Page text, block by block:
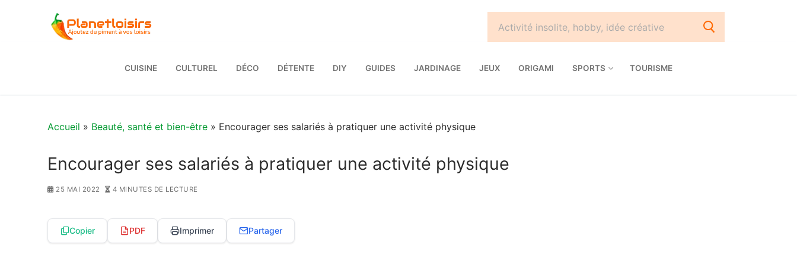
CUISINE CULTUREL DÉCO DÉTENTE DIY GUIDES JARDINAGE JEUX ORIGAMI SPORTS TOURISME
Accueil » Beauté, santé et bien-être » Encourager ses salariés à pratiquer une activité physique
Encourager ses salariés à pratiquer une activité physique
25 MAI 2022 4 MINUTES DE LECTURE
Copier PDF Imprimer Partager